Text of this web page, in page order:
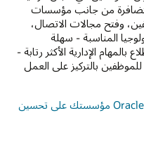
من جانب مؤسسات
وفتح مجالات الاتصال،
المناسبة - سهلة
بالمهام الإدارية الأكثر رتابة -
بالتركيز على العمل
تعرَّف على طريقة مساعدة منصة Oracle ME مؤسستك على تحسين